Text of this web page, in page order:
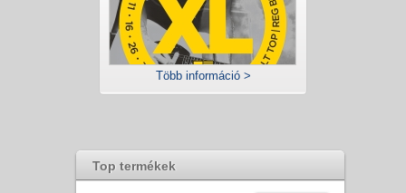
Több információ >
Top termékek